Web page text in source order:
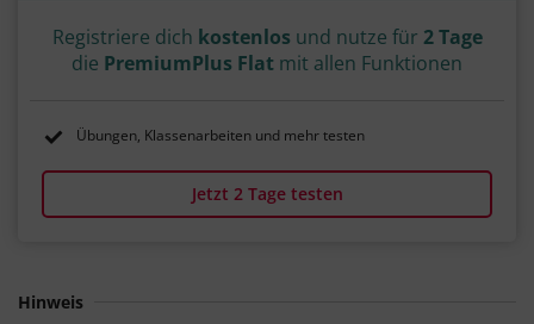
Registriere dich kostenlos und nutze für 2 Tage
die PremiumPlus Flat mit allen Funktionen
Übungen, Klassenarbeiten und mehr testen
Jetzt 2 Tage testen
Hinweis